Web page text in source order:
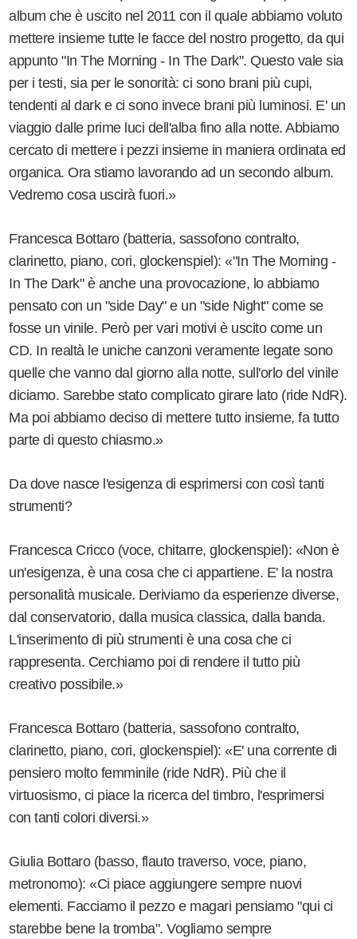
album che è uscito nel 2011 con il quale abbiamo voluto
mettere insieme tutte le facce del nostro progetto, da qui
appunto "In The Morning - In The Dark". Questo vale sia
per i testi, sia per le sonorità: ci sono brani più cupi,
tendenti al dark e ci sono invece brani più luminosi. E' un
viaggio dalle prime luci dell'alba fino alla notte. Abbiamo
cercato di mettere i pezzi insieme in maniera ordinata ed
organica. Ora stiamo lavorando ad un secondo album.
Vedremo cosa uscirà fuori.»
Francesca Bottaro (batteria, sassofono contralto,
clarinetto, piano, cori, glockenspiel): «"In The Morning -
In The Dark" è anche una provocazione, lo abbiamo
pensato con un "side Day" e un "side Night" come se
fosse un vinile. Però per vari motivi è uscito come un
CD. In realtà le uniche canzoni veramente legate sono
quelle che vanno dal giorno alla notte, sull'orlo del vinile
diciamo. Sarebbe stato complicato girare lato (ride NdR).
Ma poi abbiamo deciso di mettere tutto insieme, fa tutto
parte di questo chiasmo.»
Da dove nasce l'esigenza di esprimersi con così tanti
strumenti?
Francesca Cricco (voce, chitarre, glockenspiel): «Non è
un'esigenza, è una cosa che ci appartiene. E' la nostra
personalità musicale. Deriviamo da esperienze diverse,
dal conservatorio, dalla musica classica, dalla banda.
L'inserimento di più strumenti è una cosa che ci
rappresenta. Cerchiamo poi di rendere il tutto più
creativo possibile.»
Francesca Bottaro (batteria, sassofono contralto,
clarinetto, piano, cori, glockenspiel): «E' una corrente di
pensiero molto femminile (ride NdR). Più che il
virtuosismo, ci piace la ricerca del timbro, l'esprimersi
con tanti colori diversi.»
Giulia Bottaro (basso, flauto traverso, voce, piano,
metronomo): «Ci piace aggiungere sempre nuovi
elementi. Facciamo il pezzo e magari pensiamo "qui ci
starebbe bene la tromba". Vogliamo sempre